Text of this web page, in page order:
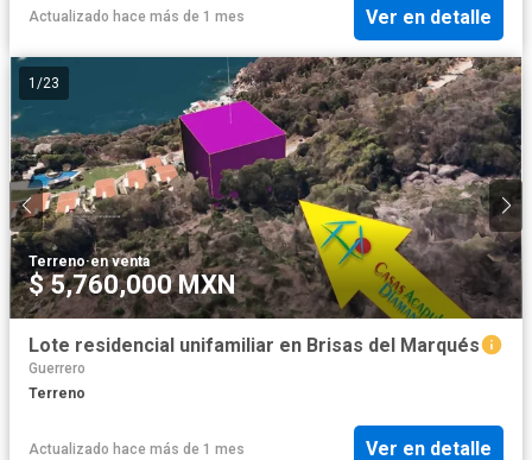
Actualizado hace más de 1 mes Ver en detalle
1 /23
Terreno·en venta
$ 5,760,000 MXN
Lote residencial unifamiliar en Brisas del Marqués
Guerrero
Terreno
Actualizado hace más de 1 mes Ver en detalle